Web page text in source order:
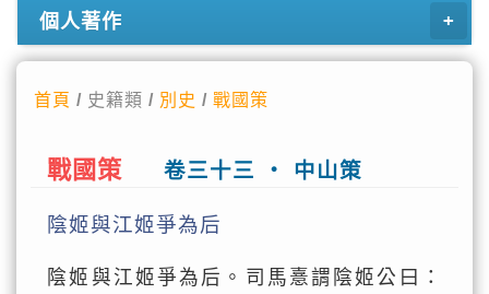
個人著作
首頁 / 史籍類 / 別史 /戰國策
戰國策 卷三十三 ‧ 中山策
陰姬與江姬爭為后
陰姬與江姬爭為后。司馬憙謂陰姬公曰：